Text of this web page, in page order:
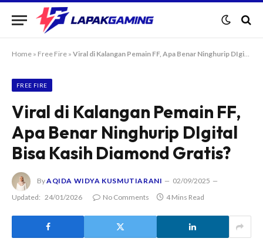
Home » Free Fire » Viral di Kalangan Pemain FF, Apa Benar Ninghurip DIgital Bisa Kasih Diamond Gratis?
FREE FIRE
Viral di Kalangan Pemain FF,
Apa Benar Ninghurip DIgital
Bisa Kasih Diamond Gratis?
ByAQIDA WIDYA KUSMUTIARANI
02/09/2025
Updated: 24/01/2026 No Comments 4 Mins Read